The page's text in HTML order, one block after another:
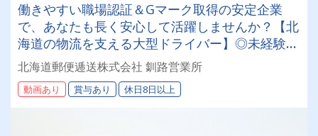
働きやすい職場認証＆Gマーク取得の安定企業
で、あなたも長く安心して活躍しませんか？【北
海道の物流を支える大型ドライバー】◎未経験歓
迎◎残業月平均8～9時間◎賞与年3回（昨年度実
績：計4.05ヶ月分）◎カゴ台車メイン
北海道郵便逓送株式会社 釧路営業所
動画あり 賞与あり 休日8日以上